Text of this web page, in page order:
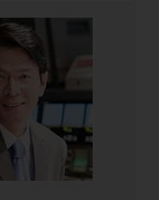
属の特性
上場信託（パラジウ
ムの果実）